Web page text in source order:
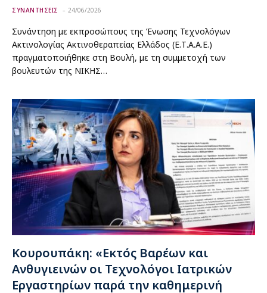
ΣΥΝΑΝΤΗΣΕΙΣ 24/06/2026
Συνάντηση με εκπροσώπους της Ένωσης Τεχνολόγων
Ακτινολογίας Ακτινοθεραπείας Ελλάδος (Ε.Τ.Α.Α.Ε.)
πραγματοποιήθηκε στη Βουλή, με τη συμμετοχή των
βουλευτών της ΝΙΚΗΣ…
Κουρουπάκη: «Εκτός Βαρέων και
Ανθυγιεινών οι Τεχνολόγοι Ιατρικών
Εργαστηρίων παρά την καθημερινή